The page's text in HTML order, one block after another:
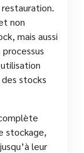
non
mais aussi
stocks
stockage,
leur